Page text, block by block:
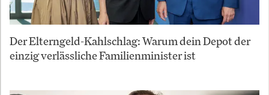
Der Elterngeld-Kahlschlag: Warum dein Depot der
einzig verlässliche Familienminister ist